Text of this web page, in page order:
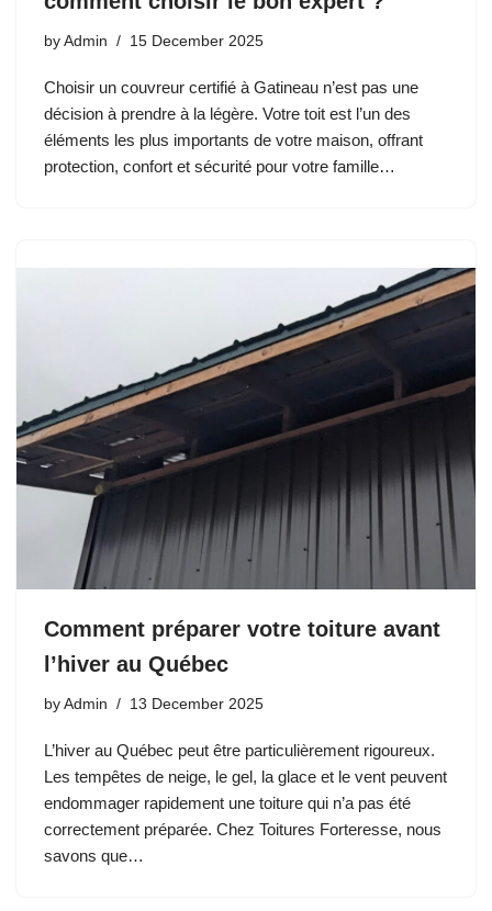
by Admin 15 December 2025
Choisir un couvreur certifié à Gatineau n’est pas une
décision à prendre à la légère. Votre toit est l’un des
éléments les plus importants de votre maison, offrant
protection, confort et sécurité pour votre famille…
Comment préparer votre toiture avant
l’hiver au Québec
by Admin 13 December 2025
L’hiver au Québec peut être particulièrement rigoureux.
Les tempêtes de neige, le gel, la glace et le vent peuvent
endommager rapidement une toiture qui n’a pas été
correctement préparée. Chez Toitures Forteresse, nous
savons que…